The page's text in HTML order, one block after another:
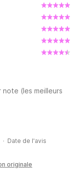
(les meilleurs
Date de l'avis
originale